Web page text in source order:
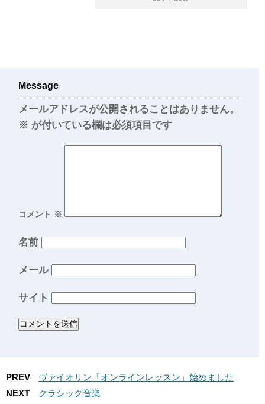
Message
メールアドレスが公開されることはありません。
※ が付いている欄は必須項目です
コメント ※
名前
メール
サイト
PREV
ヴァイオリン「オンラインレッスン」始めました
NEXT
クラシック音楽